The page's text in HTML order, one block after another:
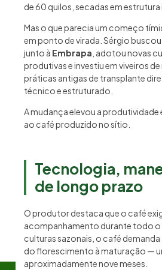
de 60 quilos, secadas em estrutura
Mas o que parecia um começo
em ponto de virada. Sérgio
junto à Embrapa , adotou novas
produtivas e investiu em viveiros
práticas antigas de transplante
técnico e estruturado.
A mudança elevou a produtividade
ao café produzido no sítio.
Tecnologia,
de longo prazo
O produtor destaca que o café
acompanhamento durante todo o
culturas sazonais, o café
do florescimento à maturação —
aproximadamente nove meses.